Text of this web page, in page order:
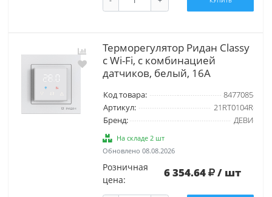
Терморегулятор Ридан Classy
c Wi-Fi, с комбинацией
датчиков, белый, 16А
Код товара:
8477085
Артикул:
21RT0104R
Бренд:
ДЕВИ
На складе 2 шт
Обновлено 08.08.2026
Розничная
цена:
6 354.64 / шт